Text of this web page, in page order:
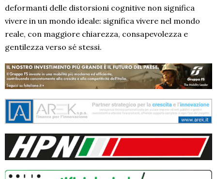
deformanti delle distorsioni cognitive non significa
vivere in un mondo ideale: significa vivere nel mondo
reale, con maggiore chiarezza, consapevolezza e
gentilezza verso sé stessi.